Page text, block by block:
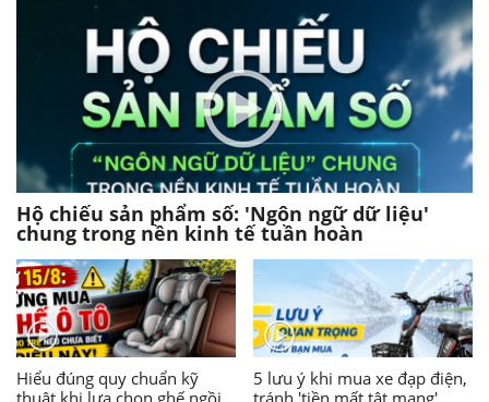
Hộ chiếu sản phẩm số: 'Ngôn ngữ dữ liệu'
chung trong nền kinh tế tuần hoàn
Hiểu đúng quy chuẩn kỹ
5 lưu ý khi mua xe đạp điện,